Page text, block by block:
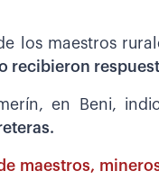
los maestros
recibieron
en Beni,
maestros,